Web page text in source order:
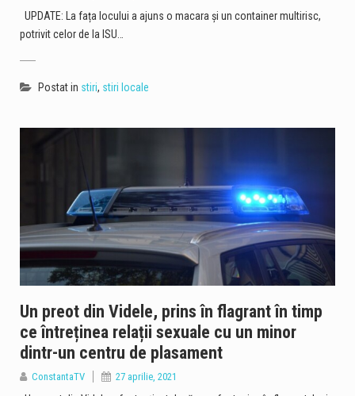
UPDATE: La fața locului a ajuns o macara și un container multirisc,
potrivit celor de la ISU…
Postat in stiri, stiri locale
Un preot din Videle, prins în flagrant în timp
ce întreținea relații sexuale cu un minor
dintr-un centru de plasament
ConstantaTV 27 aprilie, 2021